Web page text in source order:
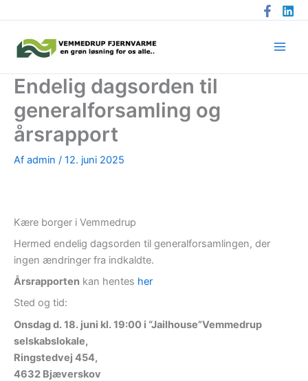
til
indholdet
Endelig dagsorden til
generalforsamling og
årsrapport
Af admin / 12. juni 2025
Kære borger i Vemmedrup
Hermed endelig dagsorden til generalforsamlingen, der
ingen ændringer fra indkaldte.
Årsrapporten kan hentes her
Sted og tid:
Onsdag d. 18. juni kl. 19:00 i “Jailhouse”Vemmedrup
selskabslokale,
Ringstedvej 454,
4632 Bjæverskov